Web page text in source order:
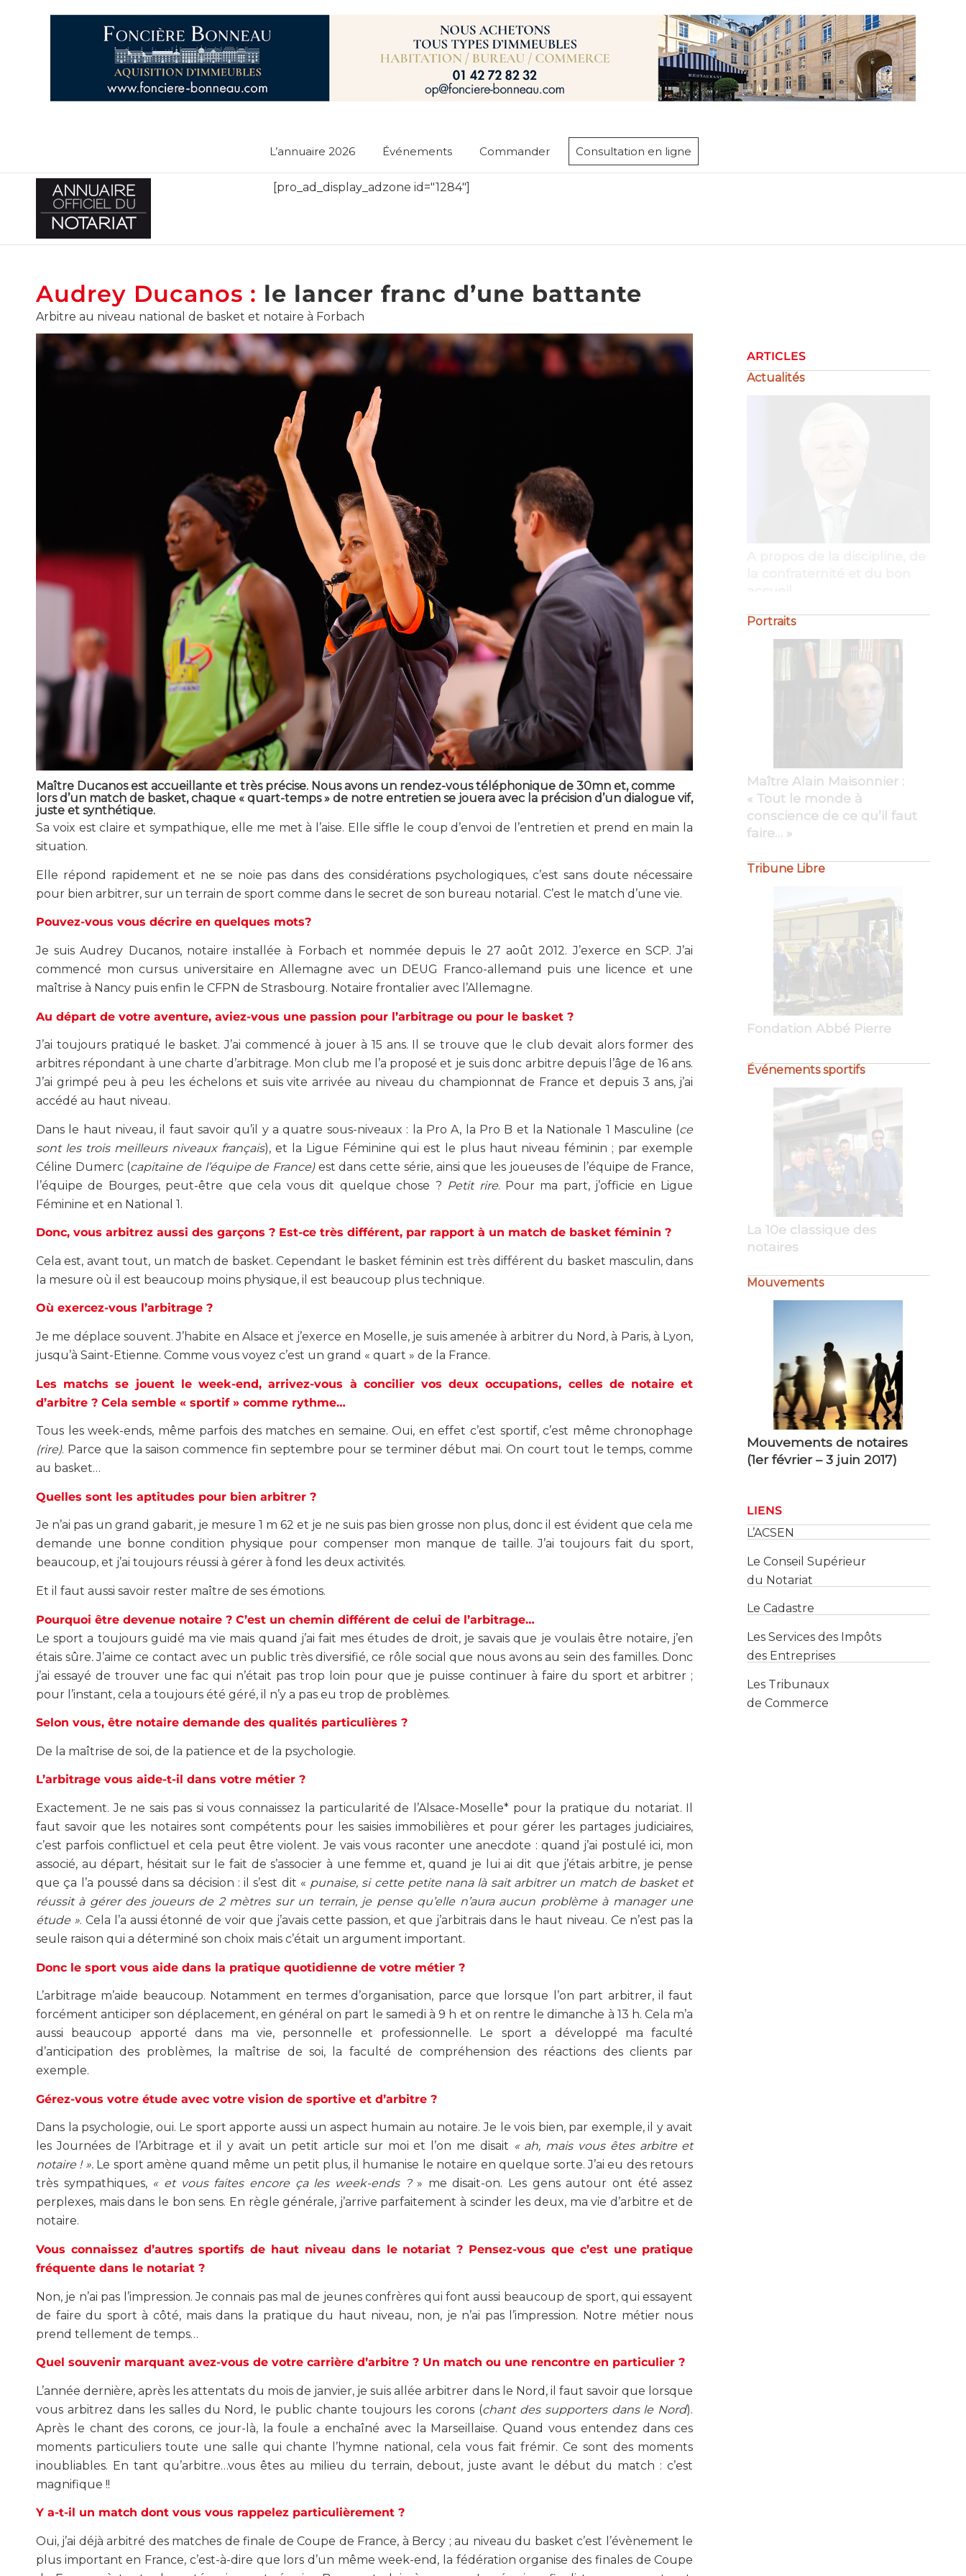
L’annuaire 2026 Événements Commander Consultation en ligne
[pro_ad_display_adzone id="1284"]
Audrey Ducanos : le lancer franc d’une battante
Arbitre au niveau national de basket et notaire à Forbach
Maître Ducanos est accueillante et très précise. Nous avons un rendez-vous téléphonique de 30mn et, comme
lors d’un match de basket, chaque « quart-temps » de notre entretien se jouera avec la précision d’un dialogue vif,
juste et synthétique.
Sa voix est claire et sympathique, elle me met à l’aise. Elle siffle le coup d’envoi de l’entretien et prend en main la
situation.
Elle répond rapidement et ne se noie pas dans des considérations psychologiques, c’est sans doute nécessaire
pour bien arbitrer, sur un terrain de sport comme dans le secret de son bureau notarial. C’est le match d’une vie.
Pouvez-vous vous décrire en quelques mots?
Je suis Audrey Ducanos, notaire installée à Forbach et nommée depuis le 27 août 2012. J’exerce en SCP. J’ai
commencé mon cursus universitaire en Allemagne avec un DEUG Franco-allemand puis une licence et une
maîtrise à Nancy puis enfin le CFPN de Strasbourg. Notaire frontalier avec l’Allemagne.
Au départ de votre aventure, aviez-vous une passion pour l’arbitrage ou pour le basket ?
J’ai toujours pratiqué le basket. J’ai commencé à jouer à 15 ans. Il se trouve que le club devait alors former des
arbitres répondant à une charte d’arbitrage. Mon club me l’a proposé et je suis donc arbitre depuis l’âge de 16 ans.
J’ai grimpé peu à peu les échelons et suis vite arrivée au niveau du championnat de France et depuis 3 ans, j’ai
accédé au haut niveau.
Dans le haut niveau, il faut savoir qu’il y a quatre sous-niveaux : la Pro A, la Pro B et la Nationale 1 Masculine (ce
sont les trois meilleurs niveaux français), et la Ligue Féminine qui est le plus haut niveau féminin ; par exemple
Céline Dumerc (capitaine de l’équipe de France)est dans cette série, ainsi que les joueuses de l’équipe de France,
l’équipe de Bourges, peut-être que cela vous dit quelque chose ? Petit rire. Pour ma part, j’officie en Ligue
Féminine et en National 1.
Donc, vous arbitrez aussi des garçons ? Est-ce très différent, par rapport à un match de basket féminin ?
Cela est, avant tout, un match de basket. Cependant le basket féminin est très différent du basket masculin, dans
la mesure où il est beaucoup moins physique, il est beaucoup plus technique.
Où exercez-vous l’arbitrage ?
Je me déplace souvent. J’habite en Alsace et j’exerce en Moselle, je suis amenée à arbitrer du Nord, à Paris, à Lyon,
jusqu’à Saint-Etienne. Comme vous voyez c’est un grand « quart » de la France.
Les matchs se jouent le week-end, arrivez-vous à concilier vos deux occupations, celles de notaire et
d’arbitre ? Cela semble « sportif » comme rythme…
Tous les week-ends, même parfois des matches en semaine. Oui, en effet c’est sportif, c’est même chronophage
(rire). Parce que la saison commence fin septembre pour se terminer début mai. On court tout le temps, comme
au basket…
Quelles sont les aptitudes pour bien arbitrer ?
Je n’ai pas un grand gabarit, je mesure 1 m 62 et je ne suis pas bien grosse non plus, donc il est évident que cela me
demande une bonne condition physique pour compenser mon manque de taille. J’ai toujours fait du sport,
beaucoup, et j’ai toujours réussi à gérer à fond les deux activités.
Et il faut aussi savoir rester maître de ses émotions.
Pourquoi être devenue notaire ? C’est un chemin différent de celui de l’arbitrage…
Le sport a toujours guidé ma vie mais quand j’ai fait mes études de droit, je savais que je voulais être notaire, j’en
étais sûre.J’aime ce contact avec un public très diversifié, ce rôle social que nous avons au sein des familles. Donc
j’ai essayé de trouver une fac qui n’était pas trop loin pour que je puisse continuer à faire du sport et arbitrer ;
pour l’instant, cela a toujours été géré, il n’y a pas eu trop de problèmes.
Selon vous, être notaire demande des qualités particulières ?
De la maîtrise de soi, de la patience et de la psychologie.
L’arbitrage vous aide-t-il dans votre métier ?
Exactement. Je ne sais pas si vous connaissez la particularité de l’Alsace-Moselle* pour la pratique du notariat. Il
faut savoir que les notaires sont compétents pour les saisies immobilières et pour gérer les partages judiciaires,
c’est parfois conflictuel et cela peut être violent. Je vais vous raconter une anecdote : quand j’ai postulé ici, mon
associé, au départ, hésitait sur le fait de s’associer à une femme et, quand je lui ai dit que j’étais arbitre, je pense
que ça l’a poussé dans sa décision : il s’est dit « punaise, si cette petite nana là sait arbitrer un match de basket et
réussit à gérer des joueurs de 2 mètres sur un terrain, je pense qu’elle n’aura aucun problème à manager une
étude ». Cela l’a aussi étonné de voir que j’avais cette passion, et que j’arbitrais dans le haut niveau. Ce n’est pas la
seule raison qui a déterminé son choix mais c’était un argument important.
Donc le sport vous aide dans la pratique quotidienne de votre métier ?
L’arbitrage m’aide beaucoup. Notamment en termes d’organisation, parce que lorsque l’on part arbitrer, il faut
forcément anticiper son déplacement, en général on part le samedi à 9 h et on rentre le dimanche à 13 h. Cela m’a
aussi beaucoup apporté dans ma vie, personnelle et professionnelle. Le sport a développé ma faculté
d’anticipation des problèmes, la maîtrise de soi, la faculté de compréhension des réactions des clients par
exemple.
Gérez-vous votre étude avec votre vision de sportive et d’arbitre ?
Dans la psychologie, oui. Le sport apporte aussi un aspect humain au notaire. Je le vois bien, par exemple, il y avait
les Journées de l’Arbitrage et il y avait un petit article sur moi et l’on me disait « ah, mais vous êtes arbitre et
notaire ! ».Le sport amène quand même un petit plus, il humanise le notaire en quelque sorte. J’ai eu des retours
très sympathiques, « et vous faites encore ça les week-ends ? » me disait-on. Les gens autour ont été assez
perplexes, mais dans le bon sens. En règle générale, j’arrive parfaitement à scinder les deux, ma vie d’arbitre et de
notaire.
Vous connaissez d’autres sportifs de haut niveau dans le notariat ? Pensez-vous que c’est une pratique
fréquente dans le notariat ?
Non, je n’ai pas l’impression. Je connais pas mal de jeunes confrères qui font aussi beaucoup de sport, qui essayent
de faire du sport à côté, mais dans la pratique du haut niveau, non, je n’ai pas l’impression. Notre métier nous
prend tellement de temps…
Quel souvenir marquant avez-vous de votre carrière d’arbitre ? Un match ou une rencontre en particulier ?
L’année dernière, après les attentats du mois de janvier, je suis allée arbitrer dans le Nord, il faut savoir que lorsque
vous arbitrez dans les salles du Nord, le public chante toujours les corons (chant des supporters dans le Nord).
Après le chant des corons, ce jour-là, la foule a enchaîné avec la Marseillaise. Quand vous entendez dans ces
moments particuliers toute une salle qui chante l’hymne national, cela vous fait frémir. Ce sont des moments
inoubliables. En tant qu’arbitre…vous êtes au milieu du terrain, debout, juste avant le début du match : c’est
magnifique !!
Y a-t-il un match dont vous vous rappelez particulièrement ?
Oui, j’ai déjà arbitré des matches de finale de Coupe de France, à Bercy ; au niveau du basket c’est l’évènement le
plus important en France, c’est-à-dire que lors d’un même week-end, la fédération organise des finales de Coupe
ARTICLES
Actualités
« Amour du travail bien fait…
»
Tribune Libre
Terre Solidaire
Not’Air en mer
Mouvements
Mouvements de notaires
(1er février – 3 juin 2017)
LIENS
du Notariat
Le Cadastre
des Entreprises
Les Tribunaux
de Commerce